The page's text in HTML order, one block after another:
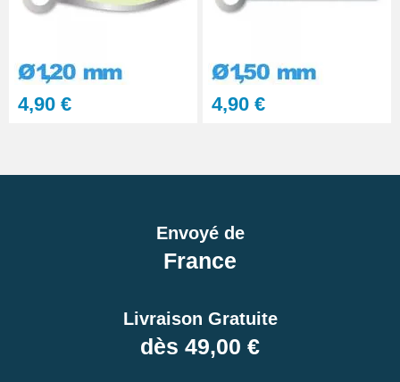
4,90 € 4,90 €
Envoyé de
France
Livraison Gratuite
dès 49,00 €